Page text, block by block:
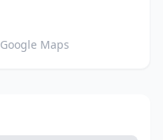
Google Maps